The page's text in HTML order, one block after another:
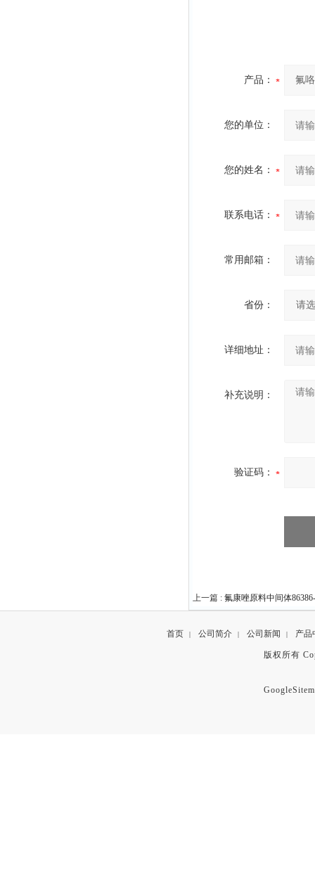
产品：
您的单位：
您的姓名：
联系电话：
常用邮箱：
省份：
详细地址：
补充说明：
验证码：
上一篇 : 氟康唑原料中间体
首页 | 公司简介 | 公司新闻 | 产品
版权所有